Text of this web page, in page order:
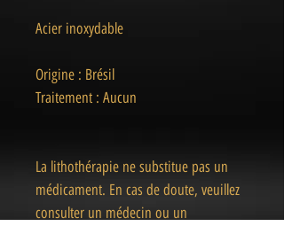
Acier inoxydable
Origine : Brésil
Traitement : Aucun
La lithothérapie ne substitue pas un
médicament. En cas de doute, veuillez
consulter un médecin ou un